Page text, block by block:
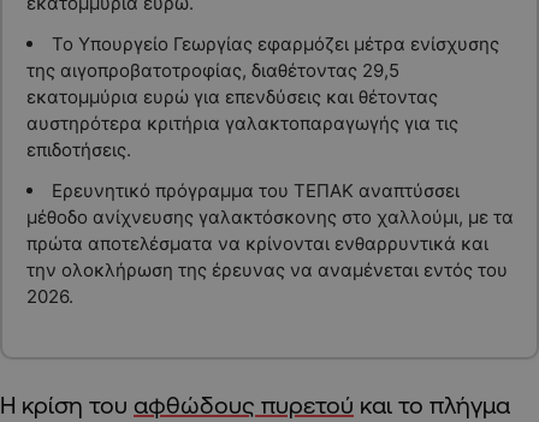
Το Υπουργείο Γεωργίας εφαρμόζει μέτρα ενίσχυσης
της αιγοπροβατοτροφίας, διαθέτοντας 29,5
εκατομμύρια ευρώ για επενδύσεις και θέτοντας
αυστηρότερα κριτήρια γαλακτοπαραγωγής για τις
επιδοτήσεις.
Ερευνητικό πρόγραμμα του ΤΕΠΑΚ αναπτύσσει
μέθοδο ανίχνευσης γαλακτόσκονης στο χαλλούμι, με τα
πρώτα αποτελέσματα να κρίνονται ενθαρρυντικά και
την ολοκλήρωση της έρευνας να αναμένεται εντός του
2026.
Η κρίση του αφθώδους πυρετού και το πλήγμα